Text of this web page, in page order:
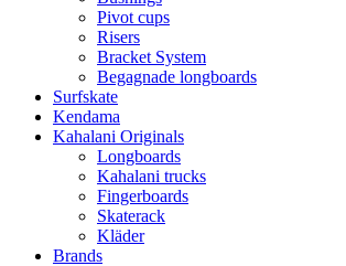
Pivot cups
Risers
Bracket System
Begagnade longboards
Surfskate
Kendama
Kahalani Originals
Longboards
Kahalani trucks
Fingerboards
Skaterack
Kläder
Brands